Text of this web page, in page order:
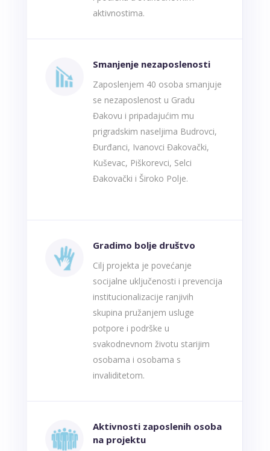
aktivnostima.
Smanjenje nezaposlenosti
Zaposlenjem 40 osoba smanjuje
se nezaposlenost u Gradu
Đakovu i pripadajućim mu
prigradskim naseljima Budrovci,
Đurđanci, Ivanovci Đakovački,
Kuševac, Piškorevci, Selci
Đakovački i Široko Polje.
Gradimo bolje društvo
Cilj projekta je povećanje
socijalne uključenosti i prevencija
institucionalizacije ranjivih
skupina pružanjem usluge
potpore i podrške u
svakodnevnom životu starijim
osobama i osobama s
invaliditetom.
Aktivnosti zaposlenih osoba
na projektu